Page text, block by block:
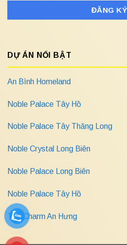
DỰ ÁN NỔI BẬT
An Bình Homeland
Noble Palace Tây Hồ
Noble Palace Tây Thăng Long
Noble Crystal Long Biên
Noble Palace Long Biên
Noble Palace Tây Hồ
The Charm An Hưng